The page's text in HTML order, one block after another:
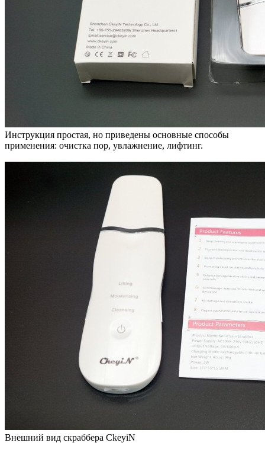
Инструкция простая, но приведены основные способы
применения: очистка пор, увлажнение, лифтинг.
Внешний вид скраббера CkeyiN